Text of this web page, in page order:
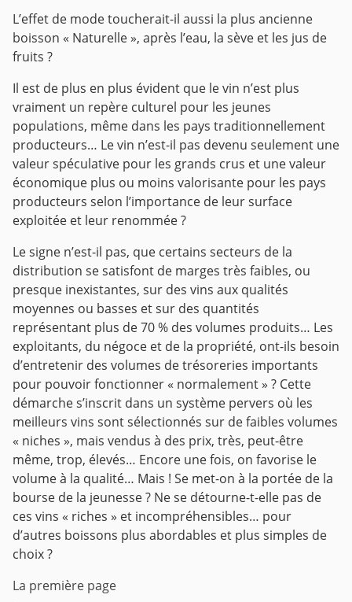
L’effet de mode toucherait-il aussi la plus ancienne
boisson « Naturelle », après l’eau, la sève et les jus de
fruits ?
Il est de plus en plus évident que le vin n’est plus
vraiment un repère culturel pour les jeunes
populations, même dans les pays traditionnellement
producteurs… Le vin n’est-il pas devenu seulement une
valeur spéculative pour les grands crus et une valeur
économique plus ou moins valorisante pour les pays
producteurs selon l’importance de leur surface
exploitée et leur renommée ?
Le signe n’est-il pas, que certains secteurs de la
distribution se satisfont de marges très faibles, ou
presque inexistantes, sur des vins aux qualités
moyennes ou basses et sur des quantités
représentant plus de 70 % des volumes produits… Les
exploitants, du négoce et de la propriété, ont-ils besoin
d’entretenir des volumes de trésoreries importants
pour pouvoir fonctionner « normalement » ? Cette
démarche s’inscrit dans un système pervers où les
meilleurs vins sont sélectionnés sur de faibles volumes
« niches », mais vendus à des prix, très, peut-être
même, trop, élevés… Encore une fois, on favorise le
volume à la qualité… Mais ! Se met-on à la portée de la
bourse de la jeunesse ? Ne se détourne-t-elle pas de
ces vins « riches » et incompréhensibles… pour
d’autres boissons plus abordables et plus simples de
choix ?
La première page